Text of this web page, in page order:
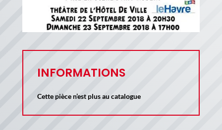
INFORMATIONS
Cette pièce n’est plus au catalogue